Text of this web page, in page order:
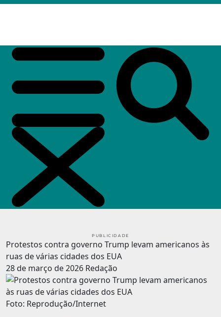
PUBLICIDADE
Protestos contra governo Trump levam americanos às
ruas de várias cidades dos EUA
28 de março de 2026 Redação
Foto: Reprodução/Internet